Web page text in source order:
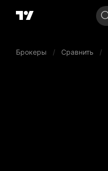
Брокеры / Сравнить /